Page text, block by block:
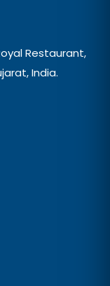
Restaurant,
India.